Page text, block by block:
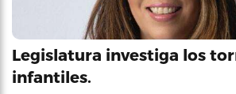
Legislatura investiga los
infantiles.